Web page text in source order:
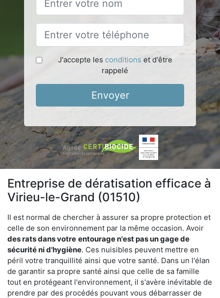
J'accepte les conditions et d'être
rappelé
Envoyer
Entreprise de dératisation efficace à
Virieu-le-Grand (01510)
Il est normal de chercher à assurer sa propre protection et
celle de son environnement par la même occasion. Avoir
des rats dans votre entourage n'est pas un gage de
sécurité ni d'hygiène. Ces nuisibles peuvent mettre en
péril votre tranquillité ainsi que votre santé. Dans un l'élan
de garantir sa propre santé ainsi que celle de sa famille
tout en protégeant l'environnement, il s'avère inévitable de
prendre par des procédés pouvant vous débarrasser de